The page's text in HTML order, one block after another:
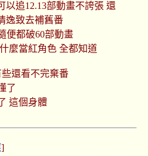
以追12.13部動畫不誇張 還
逸致去補舊番
便都破60部動畫
麼當紅角色 全都知道
還看不完棄番
了
這個身體
]